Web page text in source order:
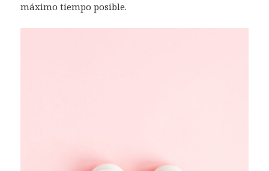
máximo tiempo posible.